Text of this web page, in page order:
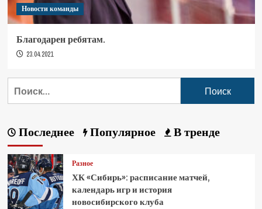
Новости команды
Благодарен ребятам.
23.04.2021
Последнее Популярное В тренде
Разное
ХК «Сибирь»: расписание матчей,
календарь игр и история
новосибирского клуба